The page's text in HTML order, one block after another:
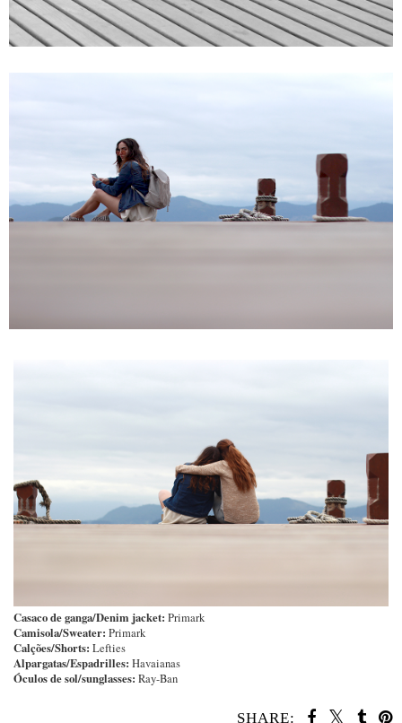
Casaco de ganga/Denim jacket: Primark
Camisola/Sweater: Primark
Calções/Shorts: Lefties
Alpargatas/Espadrilles: Havaianas
Óculos de sol/sunglasses: Ray-Ban
SHARE: